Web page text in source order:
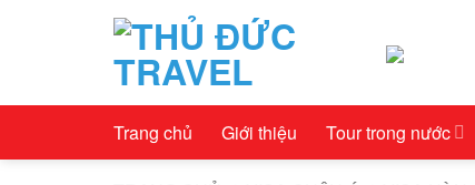
Trang chủ Giới thiệu Tour trong nước